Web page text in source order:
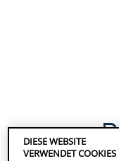
DIESE WEBSITE
VERWENDET COOKIES